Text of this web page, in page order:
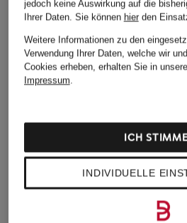
CLOSED
Wide Leg Jeans
JAYLA
+Aktionsrabatt
Marc O'Polo
Wide Leg
jedoch keine Auswirkung auf die
Ihrer Daten. Sie können hierden
Weitere Informationen zu den
Verwendung Ihrer Daten, welche wir
Cookies erheben, erhalten Sie in
Impressum.
INDIVIDUELLE
ICH